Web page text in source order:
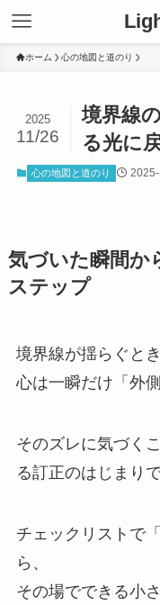
ホーム 心の地図と道のり
境界線
る光に
2025
11/26
心の地図と道のり
気づいた瞬間か
ステップ
境界線が揺らぐと
心は一瞬だけ「外
そのズレに気づく
る訂正のはじまりで
チェックリストで
ら、
その場でできる小